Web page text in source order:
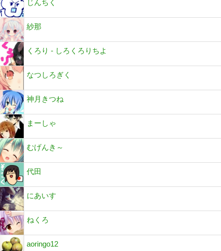
じんちく
紗那
くろり - しろくろりちよ
なつしろぎく
神月きつね
まーしゃ
むげんき～
代田
にあいす
ねくろ
aoringo12